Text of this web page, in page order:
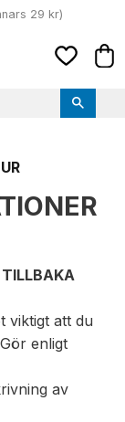
29 kr)
skickar lagervaror
viktigt att du
enligt
av